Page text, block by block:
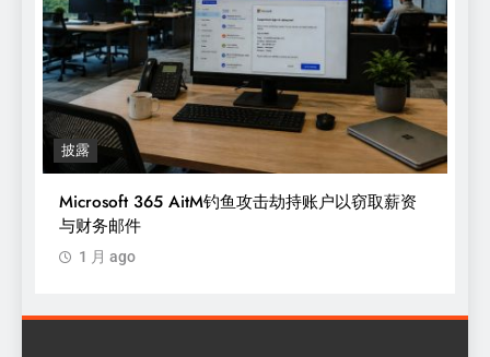
披露
Microsoft 365 AitM钓鱼攻击劫持账户以窃取薪资
与财务邮件
1 月 ago